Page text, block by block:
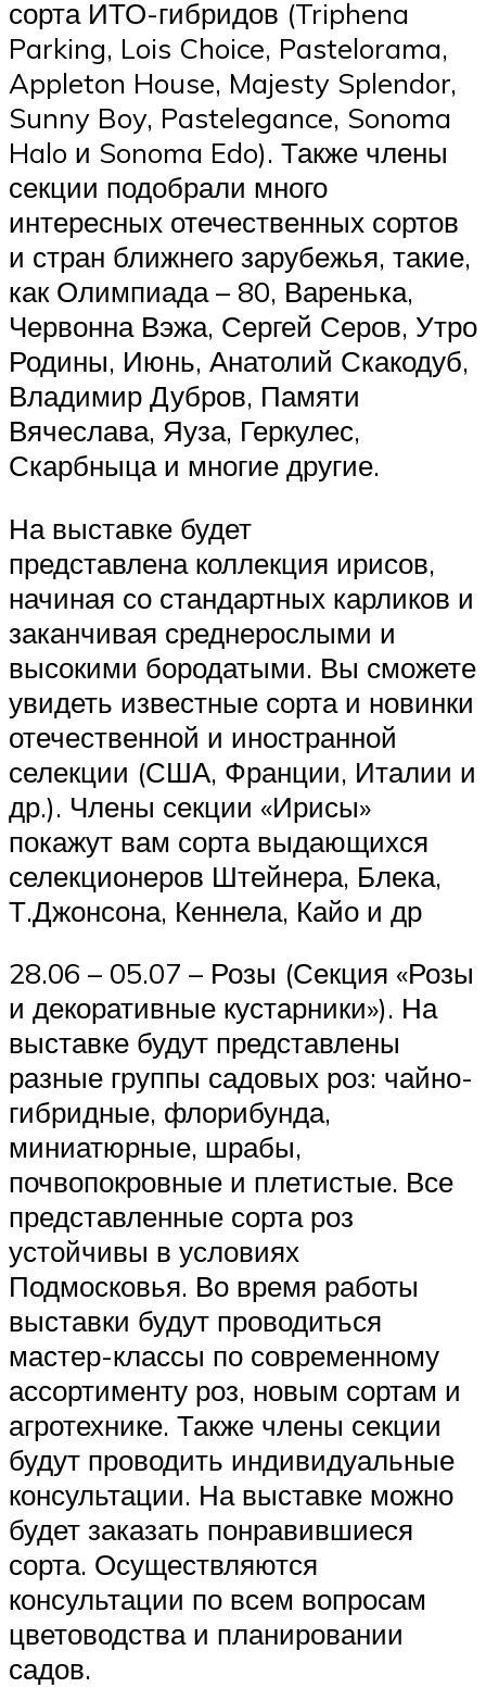
сорта ИТО-гибридов (Triphena
Parking, Lois Choice, Pastelorama,
Appleton House, Majesty Splendor,
Sunny Boy, Pastelegance, Sonoma
Halo и Sonoma Edo). Также члены
секции подобрали много
интересных отечественных сортов
и стран ближнего зарубежья, такие,
как Олимпиада – 80, Варенька,
Червонна Вэжа, Сергей Серов, Утро
Родины, Июнь, Анатолий Скакодуб,
Владимир Дубров, Памяти
Вячеслава, Яуза, Геркулес,
Скарбныца и многие другие.
На выставке будет
представлена коллекция ирисов,
начиная со стандартных карликов и
заканчивая среднерослыми и
высокими бородатыми. Вы сможете
увидеть известные сорта и новинки
отечественной и иностранной
селекции (США, Франции, Италии и
др.). Члены секции «Ирисы»
покажут вам сорта выдающихся
селекционеров Штейнера, Блека,
Т.Джонсона, Кеннела, Кайо и др
28.06 – 05.07 – Розы (Секция «Розы
и декоративные кустарники»). На
выставке будут представлены
разные группы садовых роз: чайно-
гибридные, флорибунда,
миниатюрные, шрабы,
почвопокровные и плетистые. Все
представленные сорта роз
устойчивы в условиях
Подмосковья. Во время работы
выставки будут проводиться
мастер-классы по современному
ассортименту роз, новым сортам и
агротехнике. Также члены секции
будут проводить индивидуальные
консультации. На выставке можно
будет заказать понравившиеся
сорта. Осуществляются
консультации по всем вопросам
цветоводства и планировании
садов.